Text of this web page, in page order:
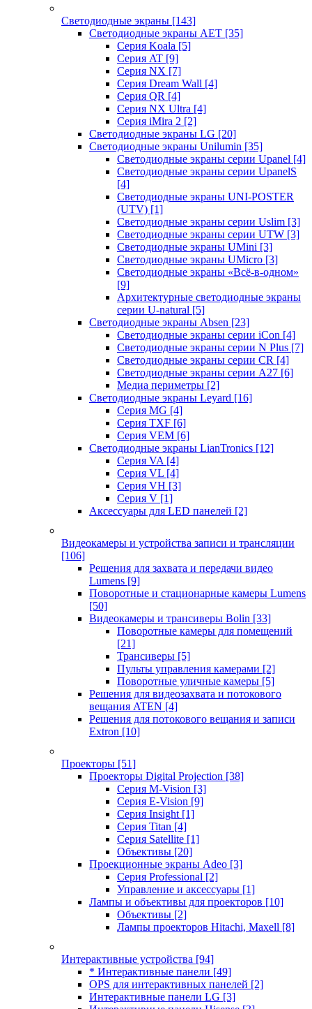
Светодиодные экраны [143]
Светодиодные экраны AET [35]
Cерия Koala [5]
Серия AT [9]
Серия NX [7]
Серия Dream Wall [4]
Серия QR [4]
Серия NX Ultra [4]
Серия iMira 2 [2]
Светодиодные экраны LG [20]
Светодиодные экраны Unilumin [35]
Светодиодные экраны серии Upanel [4]
Светодиодные экраны серии UpanelS
[4]
Светодиодные экраны UNI-POSTER
(UTV) [1]
Светодиодные экраны серии Uslim [3]
Светодиодные экраны серии UTW [3]
Светодиодные экраны UMini [3]
Светодиодные экраны UMicro [3]
Светодиодные экраны «Всё-в-одном»
[9]
Архитектурные светодиодные экраны
серии U-natural [5]
Светодиодные экраны Absen [23]
Светодиодные экраны серии iCon [4]
Светодиодные экраны серии N Plus [7]
Светодиодные экраны серии CR [4]
Светодиодные экраны серии А27 [6]
Медиа периметры [2]
Светодиодные экраны Leyard [16]
Серия MG [4]
Серия TXF [6]
Серия VEM [6]
Светодиодные экраны LianTronics [12]
Серия VA [4]
Серия VL [4]
Серия VH [3]
Серия V [1]
Аксессуары для LED панелей [2]
Видеокамеры и устройства записи и трансляции
[106]
Решения для захвата и передачи видео
Lumens [9]
Поворотные и стационарные камеры Lumens
[50]
Видеокамеры и трансиверы Bolin [33]
Поворотные камеры для помещений
[21]
Трансиверы [5]
Пульты управления камерами [2]
Поворотные уличные камеры [5]
Решения для видеозахвата и потокового
вещания ATEN [4]
Решения для потокового вещания и записи
Extron [10]
Проекторы [51]
Проекторы Digital Projection [38]
Серия M-Vision [3]
Серия E-Vision [9]
Серия Insight [1]
Серия Titan [4]
Серия Satellite [1]
Объективы [20]
Проекционные экраны Adeo [3]
Серия Professional [2]
Управление и аксессуары [1]
Лампы и объективы для проекторов [10]
Объективы [2]
Лампы проекторов Hitachi, Maxell [8]
Интерактивные устройства [94]
* Интерактивные панели [49]
OPS для интерактивных панелей [2]
Интерактивные панели LG [3]